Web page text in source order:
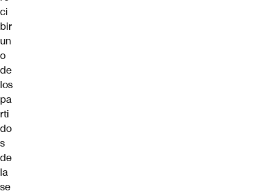
ci
bir
un
o
de
los
pa
rti
do
s
de
la
se